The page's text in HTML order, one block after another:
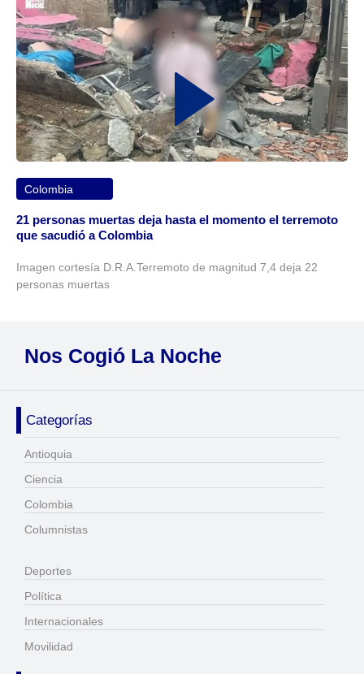
Colombia
21 personas muertas deja hasta el momento el terremoto
que sacudió a Colombia
Imagen cortesía D.R.A.Terremoto de magnitud 7,4 deja 22
personas muertas
Nos Cogió La Noche
Categorías
Antioquia
Ciencia
Colombia
Columnistas
Deportes
Política
Internacionales
Movilidad